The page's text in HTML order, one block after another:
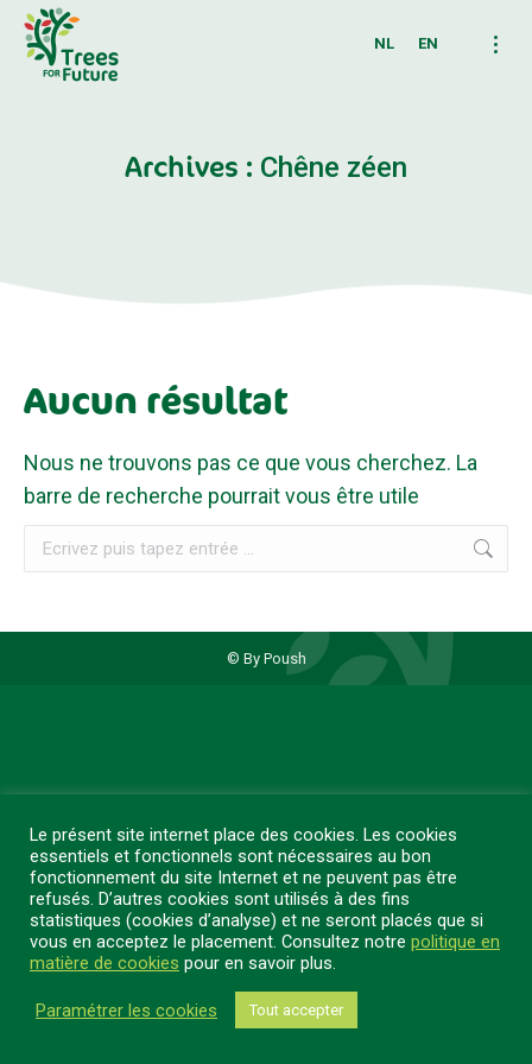
NL EN
Archives : Chêne zéen
Aucun résultat
Nous ne trouvons pas ce que vous cherchez. La
barre de recherche pourrait vous être utile
Recherche
:
© By Poush
Le présent site internet place des cookies. Les cookies
essentiels et fonctionnels sont nécessaires au bon
fonctionnement du site Internet et ne peuvent pas être
refusés. D’autres cookies sont utilisés à des fins
statistiques (cookies d’analyse) et ne seront placés que si
vous en acceptez le placement. Consultez notre politique en
matière de cookies pour en savoir plus.
Paramétrer les cookies Tout accepter